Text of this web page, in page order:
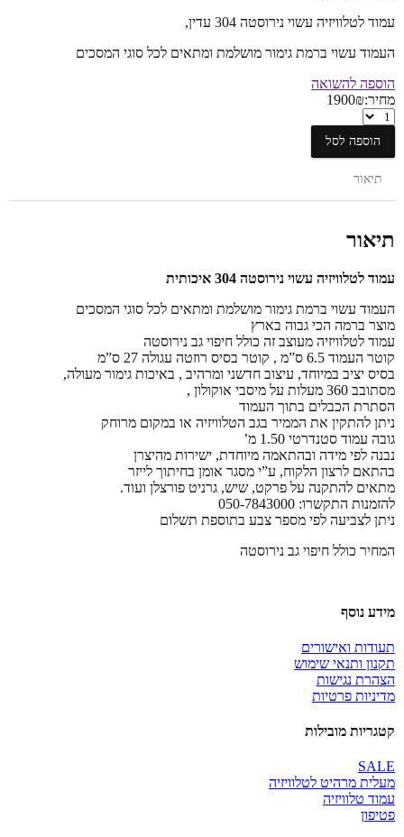
עמוד לטלוויזיה עשוי נירוסטה 304 עדין,
העמוד עשוי ברמת גימור מושלמת ומתאים לכל סוגי המסכים
הוספה להשואה
מחיר:
1900₪
עמוד
לטלוויזיה
נירוסטה
מעוצב
הוספה לסל
תיאור
תיאור
עמוד לטלוויזיה עשוי נירוסטה 304 איכותית
העמוד עשוי ברמת גימור מושלמת ומתאים לכל סוגי המסכים
מוצר ברמה הכי גבוה בארץ
עמוד לטלוויזיה מעוצב זה כולל חיפוי גב נירוסטה
קוטר העמוד 6.5 ס”מ , קוטר בסיס רוזטה עגולה 27 ס”מ
בסיס יציב במיוחד, עיצוב חדשני ומרהיב , באיכות גימור מעולה,
מסתובב 360 מעלות על מיסבי אוקולון ,
הסתרת הכבלים בתוך העמוד
ניתן להתקין את הממיר בגב הטלוויזיה או במקום מרוחק
גובה עמוד סטנדרטי 1.50 מ’
נבנה לפי מידה ובהתאמה מיוחדת, ישירות מהיצרן
בהתאם לרצון הלקוח, ע”י מסגר אומן בחיתוך לייזר
מתאים להתקנה על פרקט, שיש, גרניט פורצלן ועוד.
להזמנות התקשרו: 050-7843000
ניתן לצביעה לפי מספר צבע בתוספת תשלום
המחיר כולל חיפוי גב נירוסטה
מידע נוסף
תעודות ואישורים
תקנון ותנאי שימוש
הצהרת נגישות
מדיניות פרטיות
קטגריות מובילות
SALE
מעלית מרהיט לטלוויזיה
עמוד טלוויזיה
פטיפון